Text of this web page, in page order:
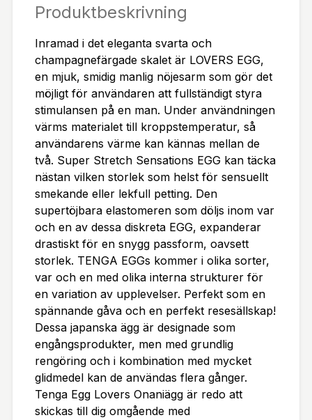
med grundlig rengöring och i kombination med m
nga Egg Lovers Onaniägg är redo att skickas till
dig omgående med expressleverans.
Produktbeskrivning
Inramad i det eleganta svarta och
champagnefärgade skalet är LOVERS EGG,
en mjuk, smidig manlig nöjesarm som gör det
möjligt för användaren att fullständigt styra
stimulansen på en man. Under användningen
värms materialet till kroppstemperatur, så
användarens värme kan kännas mellan de
två. Super Stretch Sensations EGG kan täcka
nästan vilken storlek som helst för sensuellt
smekande eller lekfull petting. Den
supertöjbara elastomeren som döljs inom var
och en av dessa diskreta EGG, expanderar
drastiskt för en snygg passform, oavsett
storlek. TENGA EGGs kommer i olika sorter,
var och en med olika interna strukturer för
en variation av upplevelser. Perfekt som en
spännande gåva och en perfekt resesällskap!
Dessa japanska ägg är designade som
engångsprodukter, men med grundlig
rengöring och i kombination med mycket
glidmedel kan de användas flera gånger.
Tenga Egg Lovers Onaniägg är redo att
skickas till dig omgående med